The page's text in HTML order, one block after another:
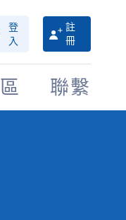
登
入
註
冊
聯繫